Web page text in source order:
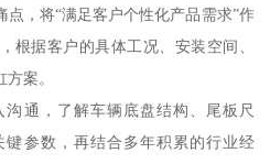
，将“满足客户个性化产品需求”作
根据客户的具体工况、安装空间、
案。
通，了解车辆底盘结构、尾板尺
参数，再结合多年积累的行业经